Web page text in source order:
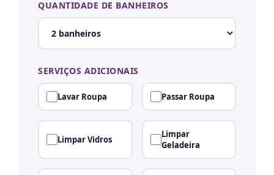
QUANTIDADE DE BANHEIROS
SERVIÇOS ADICIONAIS
Lavar Roupa Passar Roupa
Limpar Vidros
Limpar
Geladeira